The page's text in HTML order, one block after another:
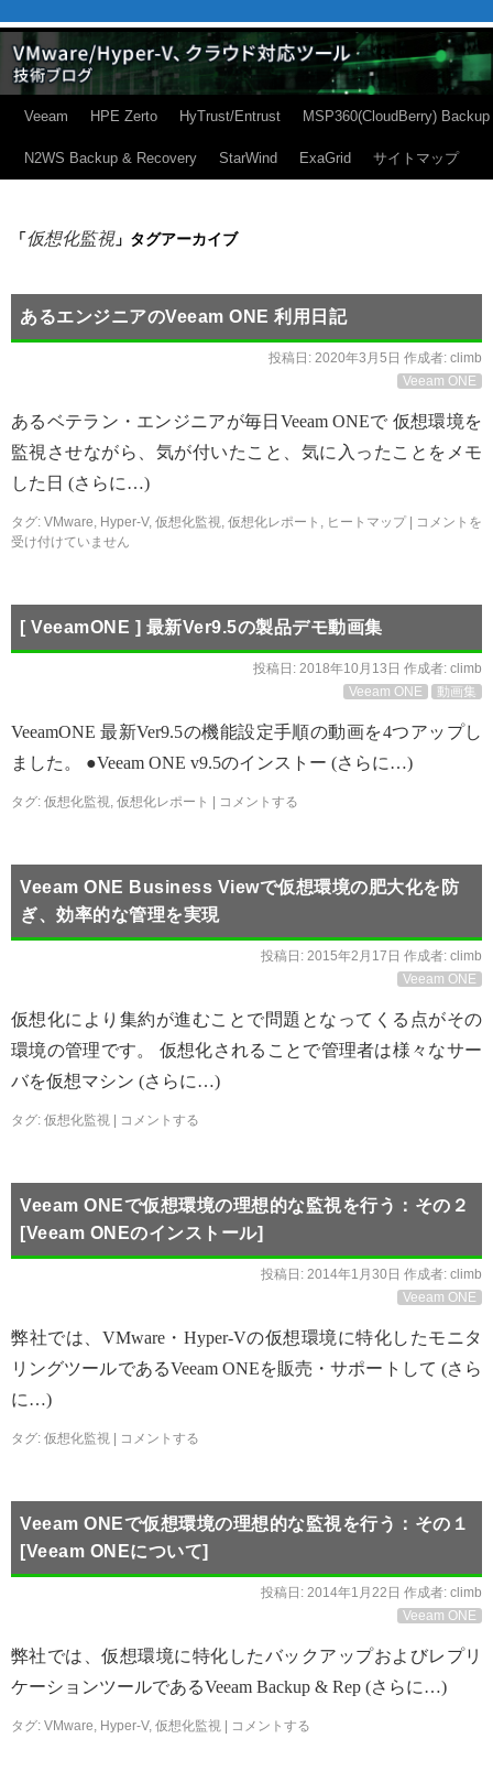
Veeam HPE Zerto HyTrust/Entrust MSP360(CloudBerry) Backup
N2WS Backup & Recovery StarWind ExaGrid サイトマップ
「仮想化監視」タグアーカイブ
あるエンジニアのVeeam ONE 利用日記
投稿日: 2020年3月5日 作成者: climb
Veeam ONE
あるベテラン・エンジニアが毎日Veeam ONEで 仮想環境を
監視させながら、気が付いたこと、気に入ったことをメモ
した日 (さらに…)
タグ: VMware, Hyper-V, 仮想化監視, 仮想化レポート , ヒートマップ
コメントを
受け付けていません
[ VeeamONE ] 最新Ver9.5の製品デモ動画集
投稿日: 2018年10月13日 作成者: climb
Veeam ONE
動画集
VeeamONE 最新Ver9.5の機能設定手順の動画を4つアップし
ました。 ●Veeam ONE v9.5のインストー (さらに…)
タグ: 仮想化監視, 仮想化レポート コメントする
Veeam ONE Business Viewで仮想環境の肥大化を防
ぎ、効率的な管理を実現
投稿日: 2015年2月17日 作成者: climb
Veeam ONE
仮想化により集約が進むことで問題となってくる点がその
環境の管理です。 仮想化されることで管理者は様々なサー
バを仮想マシン (さらに…)
タグ: 仮想化監視 コメントする
Veeam ONEで仮想環境の理想的な監視を行う：その２
[Veeam ONEのインストール]
投稿日: 2014年1月30日 作成者: climb
Veeam ONE
弊社では、VMware・Hyper-Vの仮想環境に特化したモニタ
リングツールであるVeeam ONEを販売・サポートして (さら
に…)
タグ: 仮想化監視 コメントする
Veeam ONEで仮想環境の理想的な監視を行う：その１
[Veeam ONEについて]
投稿日: 2014年1月22日 作成者: climb
Veeam ONE
弊社では、仮想環境に特化したバックアップおよびレプリ
ケーションツールであるVeeam Backup & Rep (さらに…)
タグ: VMware, Hyper-V, 仮想化監視 コメントする